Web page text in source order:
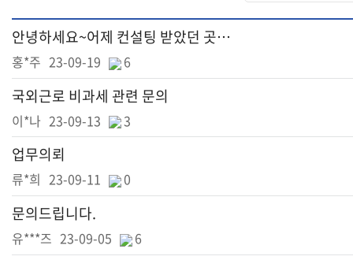
안녕하세요~어제 컨설팅 받았던 곳인데요... 수선충당금 관련 문의드립니다.
홍*주 23-09-19 6
국외근로 비과세 관련 문의
이*나 23-09-13 3
업무의뢰
류*희 23-09-11 0
문의드립니다.
유***즈 23-09-05 6